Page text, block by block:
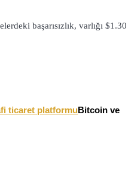
başarısızlık, varlığı $1.30
ticaret platformuBitcoin ve